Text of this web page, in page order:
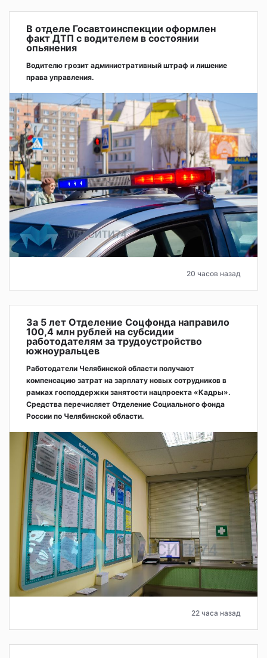
В отделе Госавтоинспекции оформлен
факт ДТП с водителем в состоянии
опьянения
Водителю грозит административный штраф и лишение
права управления.
20 часов назад
За 5 лет Отделение Соцфонда направило
100,4 млн рублей на субсидии
работодателям за трудоустройство
южноуральцев
Работодатели Челябинской области получают
компенсацию затрат на зарплату новых сотрудников в
рамках господдержки занятости нацпроекта «Кадры».
Средства перечисляет Отделение Социального фонда
России по Челябинской области.
22 часа назад